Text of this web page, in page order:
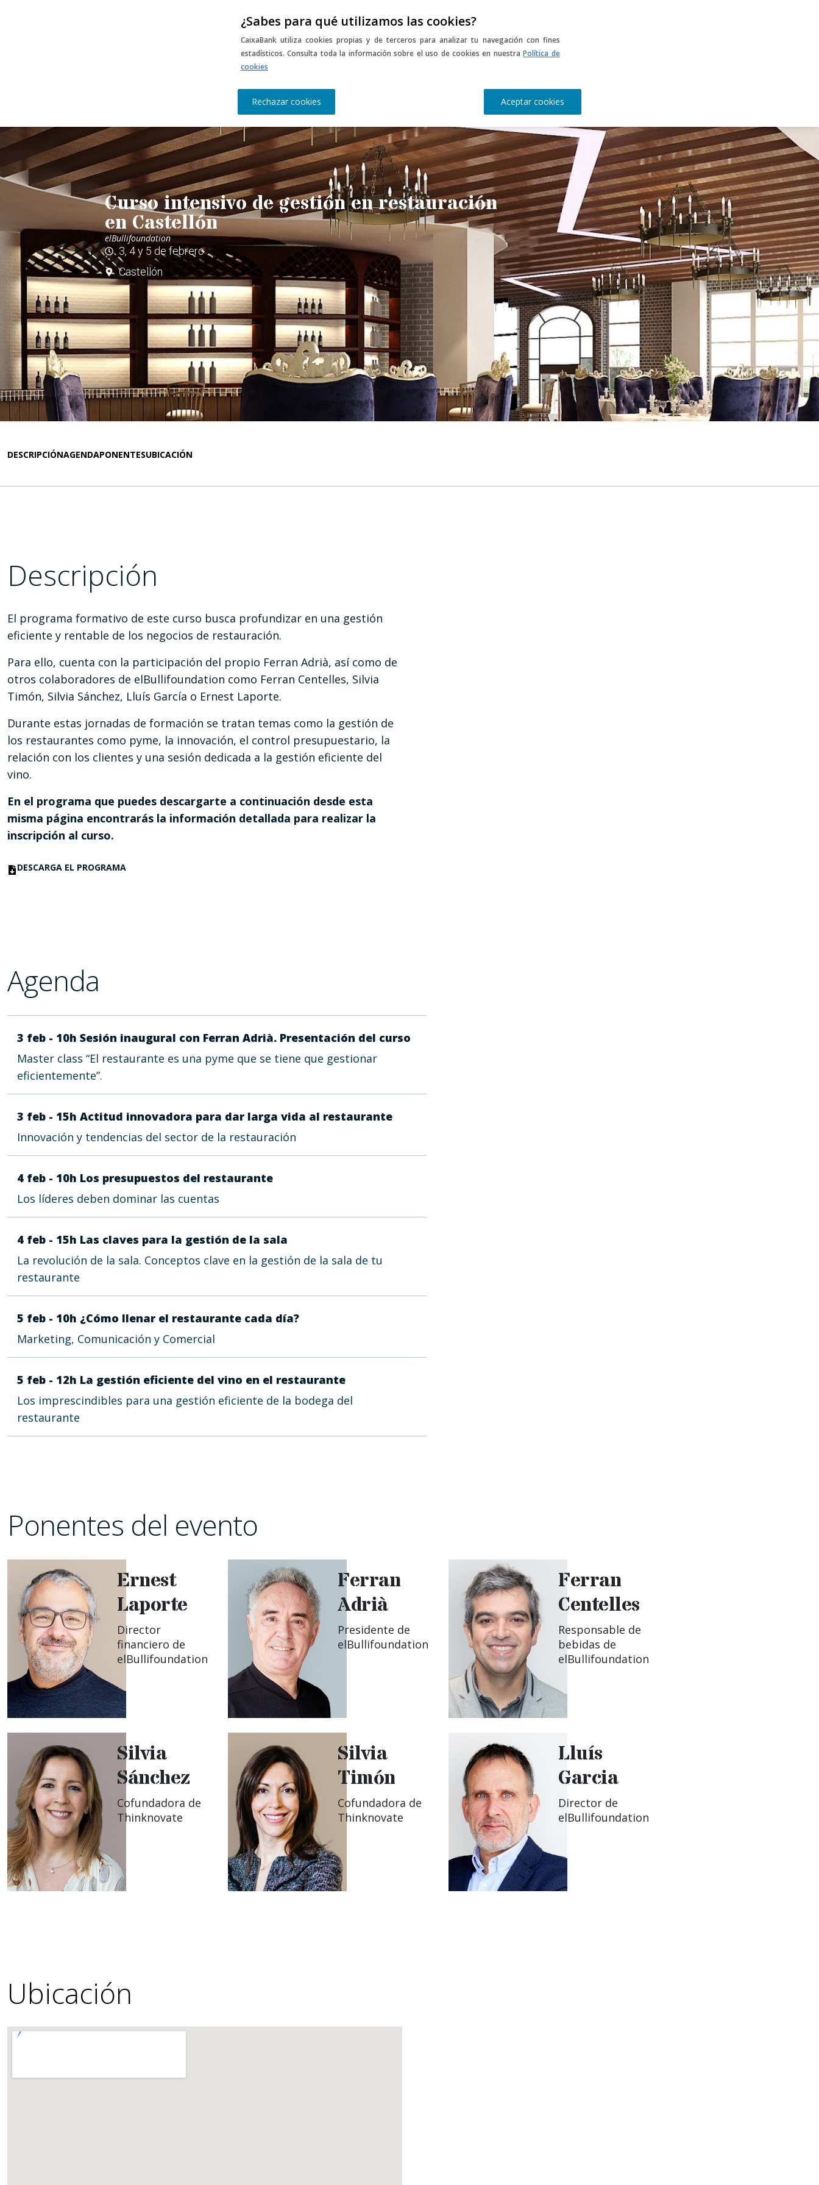
¿Sabes para qué utilizamos las cookies?
CaixaBank utiliza cookies propias y de terceros para analizar tu navegación con fines
estadísticos. Consulta toda la información sobre el uso de cookies en nuestraPolítica de
cookies
Rechazar cookies Aceptar cookies
CURSO ONLINE CURSOS PRESENCIALES MEDIATECA
Curso intensivo de gestión en restauración
en Castellón
elBullifoundation
3, 4 y 5 de febrero
Castellón
DESCRIPCIÓNAGENDAPONENTESUBICACIÓN
Descripción
El programa formativo de este curso busca profundizar en una gestión
eficiente y rentable de los negocios de restauración.
Para ello, cuenta con la participación del propio Ferran Adrià, así como de
otros colaboradores de elBullifoundation como Ferran Centelles, Silvia
Timón, Silvia Sánchez, Lluís García o Ernest Laporte.
Durante estas jornadas de formación se tratan temas como la gestión de
los restaurantes como pyme, la innovación, el control presupuestario, la
relación con los clientes y una sesión dedicada a la gestión eficiente del
vino.
En el programa que puedes descargarte a continuación desde esta
misma página encontrarás la información detallada para realizar la
inscripción al curso.
DESCARGA EL PROGRAMA
Agenda
3 feb - 10h Sesión inaugural con Ferran Adrià. Presentación del curso
Master class “El restaurante es una pyme que se tiene que gestionar
eficientemente”.
3 feb - 15h Actitud innovadora para dar larga vida al restaurante
Innovación y tendencias del sector de la restauración
4 feb - 10h Los presupuestos del restaurante
Los líderes deben dominar las cuentas
4 feb - 15h Las claves para la gestión de la sala
La revolución de la sala. Conceptos clave en la gestión de la sala de tu
restaurante
5 feb - 10h ¿Cómo llenar el restaurante cada día?
Marketing, Comunicación y Comercial
5 feb - 12h La gestión eficiente del vino en el restaurante
Los imprescindibles para una gestión eficiente de la bodega del
restaurante
Ponentes del evento
Ernest
Laporte
Director
financiero de
elBullifoundation
Ferran
Adrià
Presidente de
elBullifoundation
Ferran
Centelles
Responsable de
bebidas de
elBullifoundation
Silvia
Sánchez
Cofundadora de
Thinknovate
Silvia
Timón
Cofundadora de
Thinknovate
Lluí­s
Garcia
Director de
elBullifoundation
Ubicación